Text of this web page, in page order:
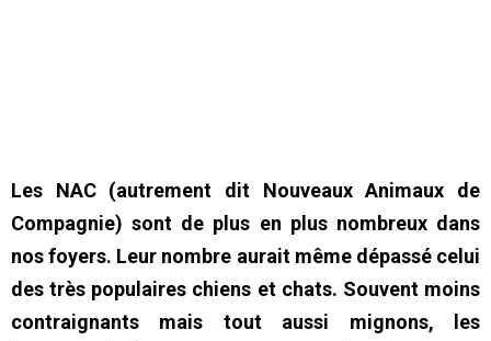
Les NAC (autrement dit Nouveaux Animaux de
Compagnie) sont de plus en plus nombreux dans
nos foyers. Leur nombre aurait même dépassé celui
des très populaires chiens et chats. Souvent moins
contraignants mais tout aussi mignons, les